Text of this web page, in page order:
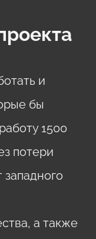
и
бы
1500
потери
западного
а также